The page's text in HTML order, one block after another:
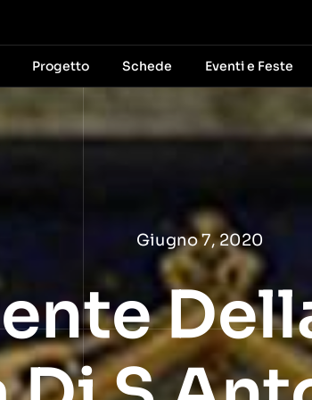
Progetto Schede Eventi e Feste
Giugno 7, 2020